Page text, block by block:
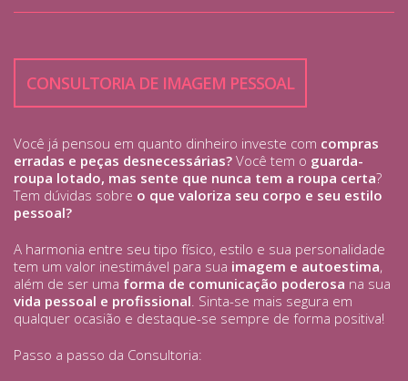
CONSULTORIA DE IMAGEM PESSOAL
Você já pensou em quanto dinheiro investe com compras
erradas e peças desnecessárias? Você tem o guarda-
roupa lotado, mas sente que nunca tem a roupa certa?
Tem dúvidas sobre o que valoriza seu corpo e seu estilo
pessoal?
A harmonia entre seu tipo físico, estilo e sua personalidade
tem um valor inestimável para sua imagem e autoestima,
além de ser uma forma de comunicação poderosa na sua
vida pessoal e profissional. Sinta-se mais segura em
qualquer ocasião e destaque-se sempre de forma positiva!
Passo a passo da Consultoria: